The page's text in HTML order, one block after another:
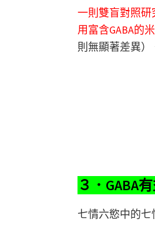
一則雙盲對照
用富含GABA的
則無顯著差異）
３．GABA
七情六慾中的